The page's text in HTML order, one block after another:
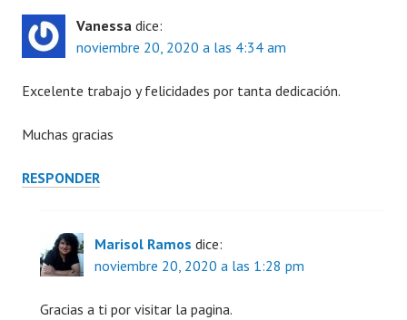
Vanessa dice:
noviembre 20, 2020 a las 4:34 am
Excelente trabajo y felicidades por tanta dedicación.
Muchas gracias
RESPONDER
Marisol Ramos dice:
noviembre 20, 2020 a las 1:28 pm
Gracias a ti por visitar la pagina.